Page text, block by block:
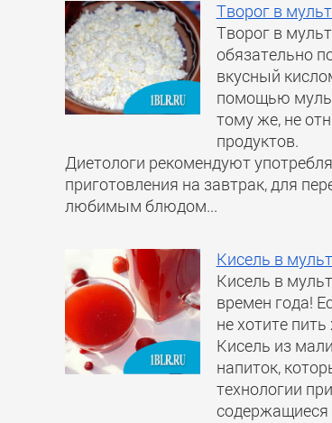
Творог в
Творог в
обязательно
вкусный
помощью
тому же, не
продуктов.
Диетологи рекомендуют
приготовления на завтрак, для
любимым блюдом...
Кисель в
Кисель в
времен года!
не хотите
Кисель из
напиток,
технологии
содержащиеся